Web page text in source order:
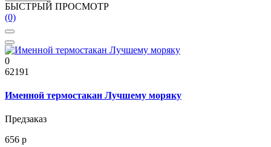
БЫСТРЫЙ ПРОСМОТР
(0)
0
62191
Именной термостакан Лучшему моряку
Предзаказ
656 р